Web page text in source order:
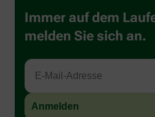
Immer auf dem
melden Sie sich an.